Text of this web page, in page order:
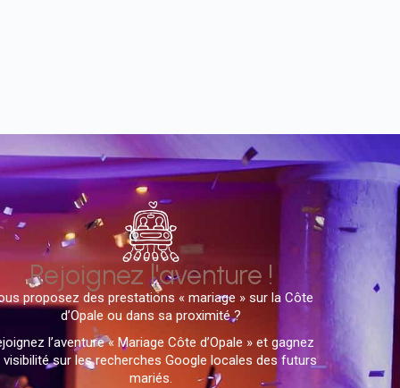
Rejoignez l'aventure !
proposez des prestations « mariage » sur la Côte
d’Opale ou dans sa proximité ?
l’aventure « Mariage Côte d’Opale » et gagnez
visibilité sur les recherches Google locales des futurs
mariés.